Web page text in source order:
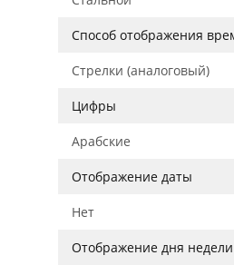
Способ отображения
Стрелки (аналоговый)
Цифры
Арабские
Отображение даты
Нет
Отображение дня недели